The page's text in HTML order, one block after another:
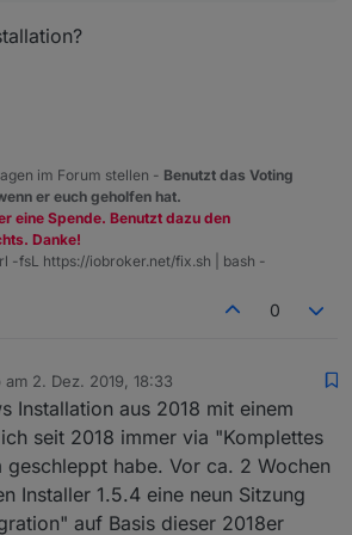
-
4048 ,
: 'rename',
EPERM: operation not permitted,
EPERM: operation not
im Forum stellen - Benutzt das Voting
er euch geholfen hat.
eine Spende. Benutzt dazu den
Danke!
-fsL https://iobroker.net/fix.sh | bash -
0
am 2. Dez. 2019, 18:33
von
Installation aus 2018 mit einem
seit 2018 immer via "Komplettes
geschleppt habe. Vor ca. 2 Wochen
Installer 1.5.4 eine neun Sitzung
auf Basis dieser 2018er